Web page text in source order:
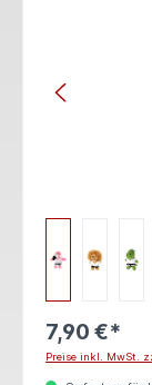
7,90 €*
Preise inkl. MwSt.